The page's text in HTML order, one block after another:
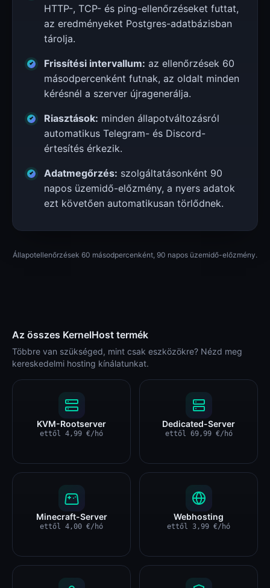
HTTP-, TCP- és ping-ellenőrzéseket futtat,
az eredményeket Postgres-adatbázisban
tárolja.
Frissítési intervallum: az ellenőrzések 60
másodpercenként futnak, az oldalt minden
kérésnél a szerver újragenerálja.
Riasztások: minden állapotváltozásról
automatikus Telegram- és Discord-
értesítés érkezik.
Adatmegőrzés: szolgáltatásonként 90
napos üzemidő-előzmény, a nyers adatok
ezt követően automatikusan törlődnek.
Állapotellenőrzések 60 másodpercenként, 90 napos üzemidő-előzmény.
Az összes KernelHost termék
Többre van szükséged, mint csak eszközökre? Nézd meg
kereskedelmi hosting kínálatunkat.
KVM-Rootserver
ettől 4,99 €/hó
Dedicated-Server
ettől 69,99€/hó
Minecraft-Server
ettől 4,00 €/hó
Webhosting
ettől 3,99 €/hó